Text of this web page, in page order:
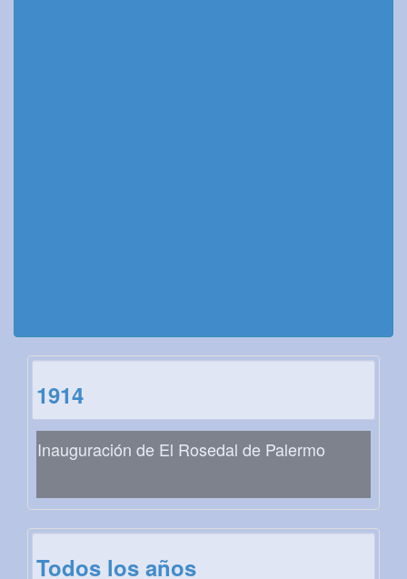
1914
Inauguración de El Rosedal de Palermo
Todos los años